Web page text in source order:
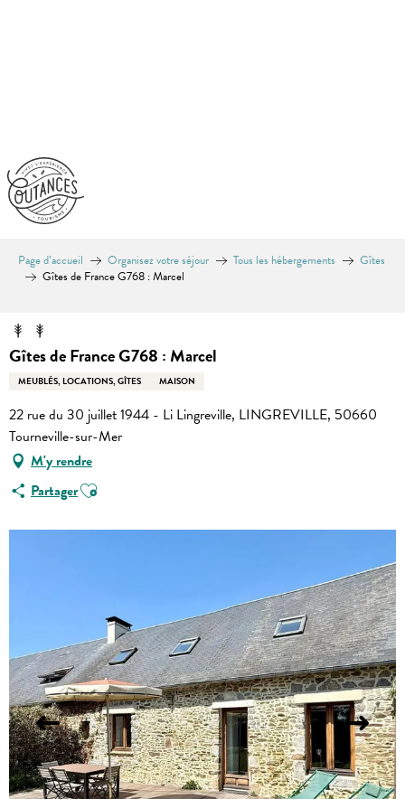
Page d’accueil Organisez votre séjour Tous les hébergements
Gîtes
Gîtes de France G768 : Marcel
Gîtes de France G768 : Marcel
MEUBLÉS, LOCATIONS, GÎTES MAISON
22 rue du 30 juillet 1944 - Li Lingreville, LINGREVILLE, 50660
Tourneville-sur-Mer
M'y rendre
PartagerAjouter aux favoris